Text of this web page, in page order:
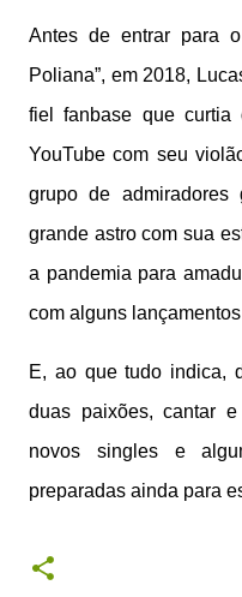
Antes de entrar para
Poliana”, em 2018,
fiel fanbase que
YouTube com seu
grupo de admiradores
grande astro com sua
a pandemia para
com alguns
E, ao que tudo indica,
duas paixões, cantar
novos singles e
preparadas ainda para